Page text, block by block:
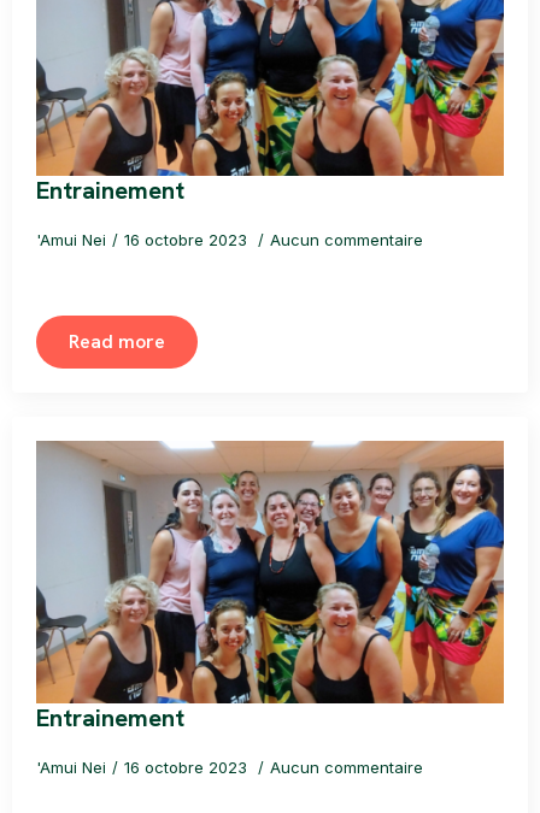
Entrainement
'Amui Nei 16 octobre 2023 Aucun commentaire
Read more
Entrainement
'Amui Nei 16 octobre 2023 Aucun commentaire